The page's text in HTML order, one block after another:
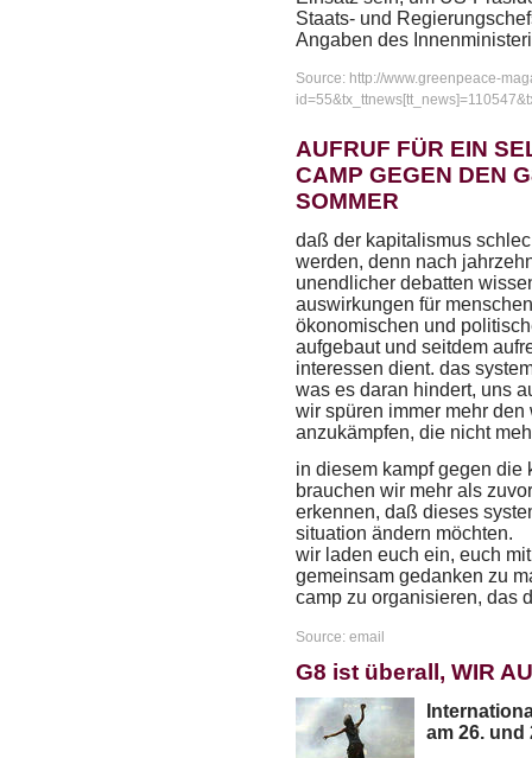
Staats- und
Angaben des
Source: http://www.greenpeace-
AUFRUF FÜR EIN
CAMP GEGEN DEN
SOMMER
daß der kapitalismus
werden, denn nach
unendlicher debatten
auswirkungen für
ökonomischen und
aufgebaut und seitdem
interessen dient. das
was es daran hindert, uns
wir spüren immer mehr
anzukämpfen, die nicht
in diesem kampf gegen die
brauchen wir mehr als
erkennen, daß dieses
situation ändern möchten.
wir laden euch ein, euch
gemeinsam gedanken zu
camp zu organisieren, das
Source: email
G8 ist überall, WIR
am 26. und